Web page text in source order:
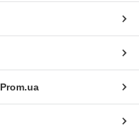
Prom.ua